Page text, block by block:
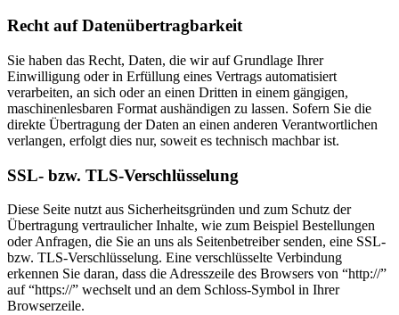
Recht auf Datenübertragbarkeit
Sie haben das Recht, Daten, die wir auf Grundlage Ihrer
Einwilligung oder in Erfüllung eines Vertrags automatisiert
verarbeiten, an sich oder an einen Dritten in einem gängigen,
maschinenlesbaren Format aushändigen zu lassen. Sofern Sie die
direkte Übertragung der Daten an einen anderen Verantwortlichen
verlangen, erfolgt dies nur, soweit es technisch machbar ist.
SSL- bzw. TLS-Verschlüsselung
Diese Seite nutzt aus Sicherheitsgründen und zum Schutz der
Übertragung vertraulicher Inhalte, wie zum Beispiel Bestellungen
oder Anfragen, die Sie an uns als Seitenbetreiber senden, eine SSL-
bzw. TLS-Verschlüsselung. Eine verschlüsselte Verbindung
erkennen Sie daran, dass die Adresszeile des Browsers von “http://”
auf “https://” wechselt und an dem Schloss-Symbol in Ihrer
Browserzeile.